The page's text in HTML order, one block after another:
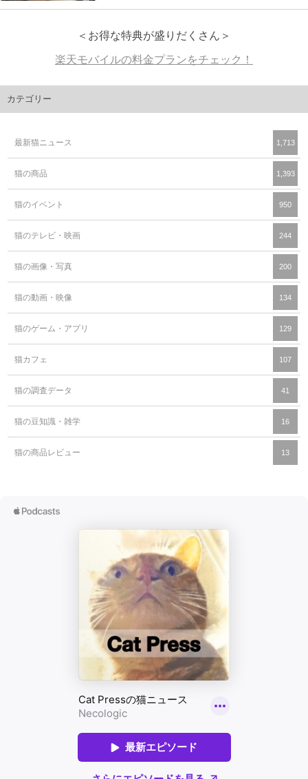
＜お得な特典が盛りだくさん＞
楽天モバイルの料金プランをチェック！
カテゴリー
最新猫ニュース 1,713
猫の商品 1,393
猫のイベント 950
猫のテレビ・映画 244
猫の画像・写真 200
猫の動画・映像 134
猫のゲーム・アプリ 129
猫カフェ 107
猫の調査データ 41
猫の豆知識・雑学 16
猫の商品レビュー 13